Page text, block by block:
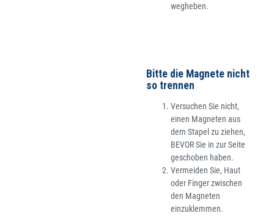
wegheben.
Bitte die Magnete nicht
so trennen
Versuchen Sie nicht,
einen Magneten aus
dem Stapel zu ziehen,
BEVOR Sie in zur Seite
geschoben haben.
Vermeiden Sie, Haut
oder Finger zwischen
den Magneten
einzuklemmen.